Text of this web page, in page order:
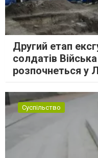
Другий етап
солдатів
розпочнеться у
Суспільство